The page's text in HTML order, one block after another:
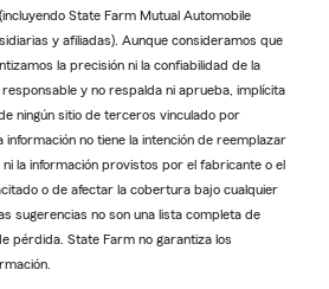
State Farm Mutual Automobile
y afiliadas). Aunque consideramos que
la precisión ni la confiabilidad de la
y no respalda ni aprueba, implícita
ningún sitio de terceros vinculado por
información no tiene la intención de reemplazar
la información provistos por el fabricante o el
o de afectar la cobertura bajo cualquier
sugerencias no son una lista completa de
pérdida. State Farm no garantiza los